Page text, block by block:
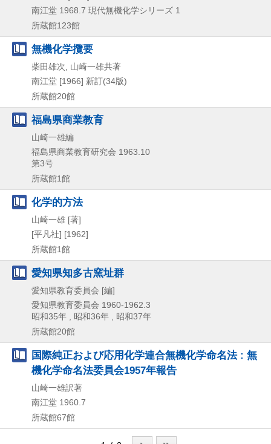
南江堂 1968.7 現代無機化学シリーズ 1
所蔵館123館
無機化学攬要
柴田雄次, 山崎一雄共著
南江堂 [1966] 新訂(34版)
所蔵館20館
福島県商業教育
山崎一雄編
福島県商業教育研究会 1963.10
第3号
所蔵館1館
化学的方法
山崎一雄 [著]
[平凡社] [1962]
所蔵館1館
愛知県知多古窯址群
愛知県教育委員会 [編]
愛知県教育委員会 1960-1962.3
昭和35年 , 昭和36年 , 昭和37年
所蔵館20館
国際純正および応用化学連合無機化学命名法 : 無
機化学命名法委員会1957年報告
山崎一雄訳著
南江堂 1960.7
所蔵館67館